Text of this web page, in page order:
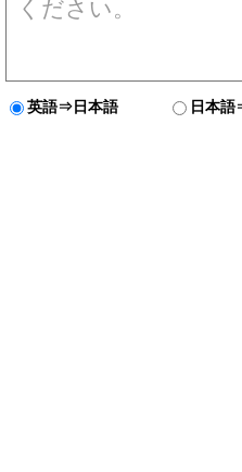
英語⇒日本語 日本